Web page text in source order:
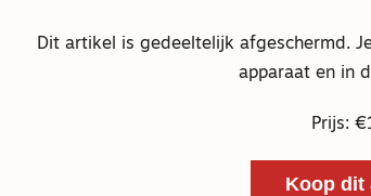
Dit artikel is gedeeltelijk afgeschermd.
apparaat en in
Prijs:
Koop dit